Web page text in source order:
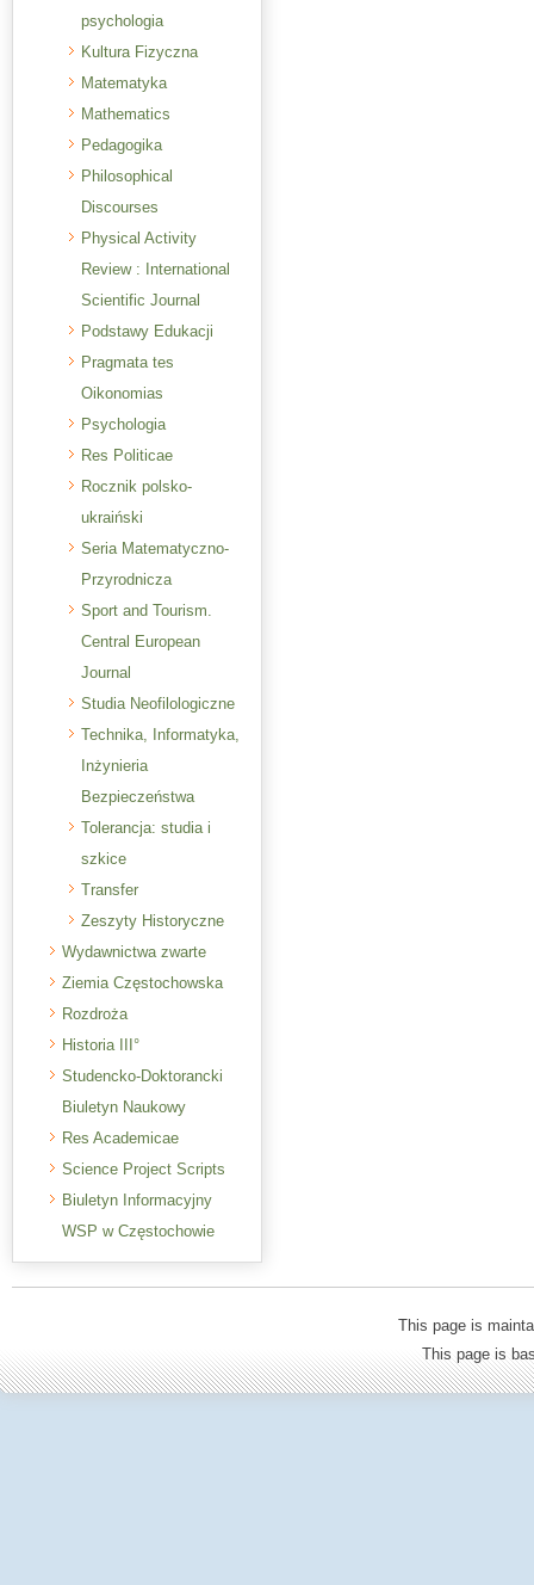
psychologia
Kultura Fizyczna
Matematyka
Mathematics
Pedagogika
Philosophical
Discourses
Physical Activity
Review : International
Scientific Journal
Podstawy Edukacji
Pragmata tes
Oikonomias
Psychologia
Res Politicae
Rocznik polsko-
ukraiński
Seria Matematyczno-
Przyrodnicza
Sport and Tourism.
Central European
Journal
Studia Neofilologiczne
Technika, Informatyka,
Inżynieria
Bezpieczeństwa
Tolerancja: studia i
szkice
Transfer
Zeszyty Historyczne
Wydawnictwa zwarte
Ziemia Częstochowska
Rozdroża
Historia III°
Studencko-Doktorancki
Biuletyn Naukowy
Res Academicae
Science Project Scripts
Biuletyn Informacyjny
WSP w Częstochowie
This page is
This page is